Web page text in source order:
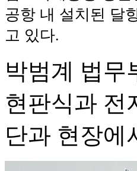
공항 내 설치된 달
고 있다.
박범계 법무
현판식과 전
단과 현장에